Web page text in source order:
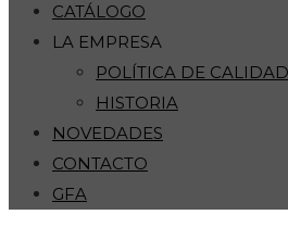
CATÁLOGO
LA EMPRESA
POLÍTICA DE CALIDAD
HISTORIA
NOVEDADES
CONTACTO
GFA